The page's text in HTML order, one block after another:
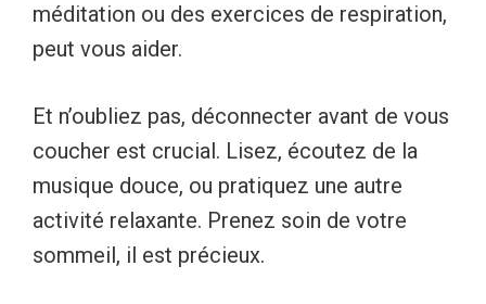
méditation ou des exercices de respiration,
peut vous aider.
Et n’oubliez pas, déconnecter avant de vous
coucher est crucial. Lisez, écoutez de la
musique douce, ou pratiquez une autre
activité relaxante. Prenez soin de votre
sommeil, il est précieux.